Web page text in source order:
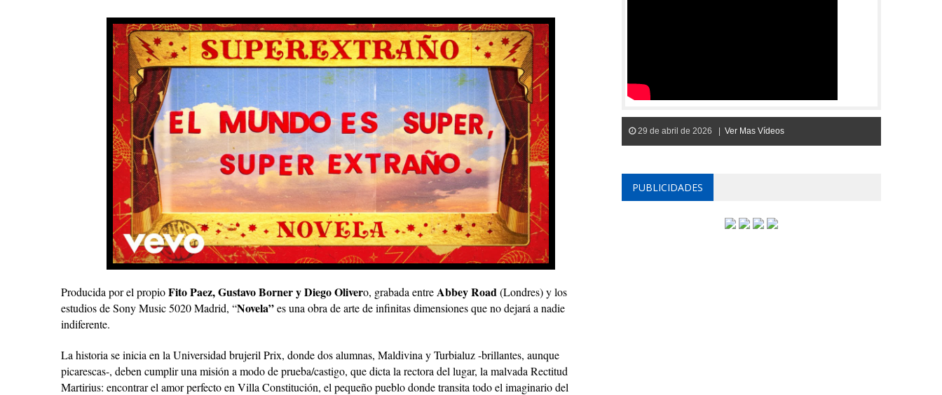
Producida por el propioFito Paez, Gustavo Borner y Diego Olivero, grabada entreAbbey Road(Londres) y los
estudios de Sony Music 5020 Madrid, “Novela”es una obra de arte de infinitas dimensiones que no dejará a nadie
indiferente.
La historia se inicia en la Universidad brujeril Prix, donde dos alumnas, Maldivina y Turbialuz -brillantes, aunque
picarescas-, deben cumplir una misión a modo de prueba/castigo, que dicta la rectora del lugar, la malvada Rectitud
Martirius: encontrar el amor perfecto en Villa Constitución, el pequeño pueblo donde transita todo el imaginario del
29 de abril de 2026 | Ver Mas Vídeos
PUBLICIDADES